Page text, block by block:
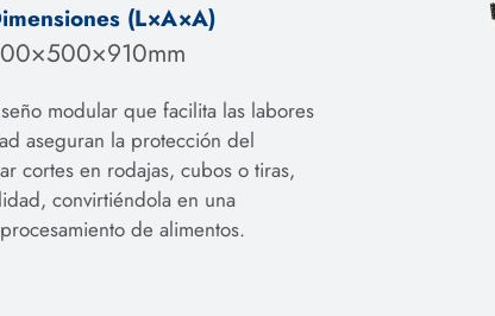
(L×A×A)
modular que facilita las labores
aseguran la protección del
cortes en rodajas, cubos o tiras,
convirtiéndola en una
de alimentos.